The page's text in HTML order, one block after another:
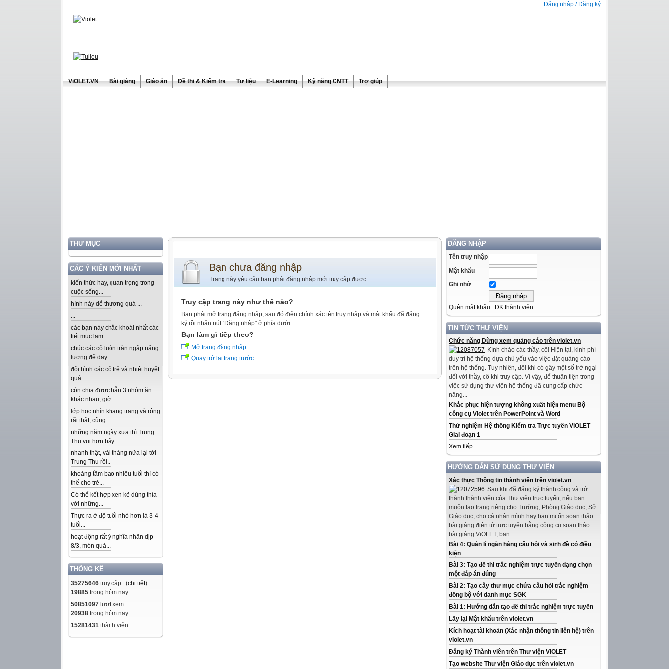
Đăng nhập / Đăng ký
ViOLET.VN Bài giảng Giáo án Đề thi & Kiểm tra Tư liệu E-Learning Kỹ năng CNTT Trợ giúp
THƯ MỤC
CÁC Ý KIẾN MỚI NHẤT
kiến thức hay, quan trọng trong
cuộc sống...
hình này dễ thương quá ...
...
các bạn này chắc khoái nhất các
tiết mục làm...
chúc các cô luôn tràn ngập năng
lượng để dạy...
đội hình các cô trẻ và nhiệt huyết
quá...
còn chia được hẳn 3 nhóm ăn
khác nhau, giờ...
lớp học nhìn khang trang và rộng
rãi thật, cũng...
những năm ngày xưa thì Trung
Thu vui hơn bây...
nhanh thật, vài tháng nữa lại tới
Trung Thu rồi...
khoảng tầm bao nhiêu tuổi thì có
thể cho trẻ...
Có thể kết hợp xen kẽ dùng thìa
với những...
Thực ra ở độ tuổi nhỏ hơn là 3-4
tuổi...
hoạt động rất ý nghĩa nhân dịp
8/3, món quà...
THỐNG KÊ
35275646 truy cập (chi tiết)
19885 trong hôm nay
50851097 lượt xem
20938 trong hôm nay
15281431 thành viên
ĐĂNG NHẬP
Tên truy nhập
Mật khẩu
Ghi nhớ
Quên mật khẩu ĐK thành viên
TIN TỨC THƯ VIỆN
Chức năng Dừng xem quảng cáo trên violet.vn
Kính chào các thầy, cô! Hiện tại, kinh phí
duy trì hệ thống dựa chủ yếu vào việc đặt quảng cáo
trên hệ thống. Tuy nhiên, đôi khi có gây một số trở ngại
đối với thầy, cô khi truy cập. Vì vậy, để thuận tiện trong
việc sử dụng thư viện hệ thống đã cung cấp chức
năng...
Khắc phục hiện tượng không xuất hiện menu Bộ
công cụ Violet trên PowerPoint và Word
Thử nghiệm Hệ thống Kiểm tra Trực tuyến ViOLET
Giai đoạn 1
Xem tiếp
HƯỚNG DẪN SỬ DỤNG THƯ VIỆN
Xác thực Thông tin thành viên trên violet.vn
Sau khi đã đăng ký thành công và trở
thành thành viên của Thư viện trực tuyến, nếu bạn
muốn tạo trang riêng cho Trường, Phòng Giáo dục, Sở
Giáo dục, cho cá nhân mình hay bạn muốn soạn thảo
bài giảng điện tử trực tuyến bằng công cụ soạn thảo
bài giảng ViOLET, bạn...
Bài 4: Quản lí ngân hàng câu hỏi và sinh đề có điều
kiện
Bài 3: Tạo đề thi trắc nghiệm trực tuyến dạng chọn
một đáp án đúng
Bài 2: Tạo cây thư mục chứa câu hỏi trắc nghiệm
đồng bộ với danh mục SGK
Bài 1: Hướng dẫn tạo đề thi trắc nghiệm trực tuyến
Lấy lại Mật khẩu trên violet.vn
Kích hoạt tài khoản (Xác nhận thông tin liên hệ) trên
violet.vn
Đăng ký Thành viên trên Thư viện ViOLET
Tạo website Thư viện Giáo dục trên violet.vn
Bạn chưa đăng nhập
Trang này yêu cầu bạn phải đăng nhập mới truy cập được.
Truy cập trang này như thế nào?
Bạn phải mở trang đăng nhập, sau đó điền chính xác tên truy nhập và mật khẩu đã đăng
ký rồi nhấn nút "Đăng nhập" ở phía dưới.
Bạn làm gì tiếp theo?
Mở trang đăng nhập
Quay trở lại trang trước